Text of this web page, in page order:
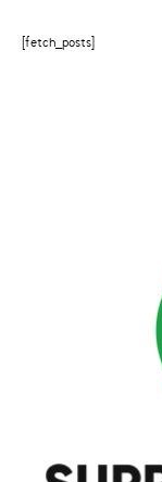
[fetch_posts]